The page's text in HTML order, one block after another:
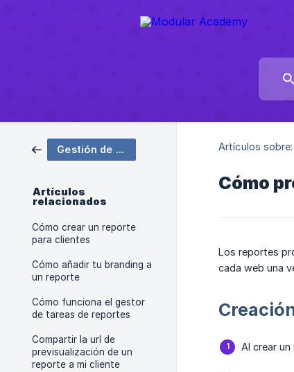
Gestión de clientes
Artículos
relacionados
Cómo crear un reporte
para clientes
Cómo añadir tu branding a
un reporte
Cómo funciona el gestor
de tareas de reportes
Compartir la url de
previsualización de un
reporte a mi cliente
Artículos sobre:
Cómo
Los reportes
cada web una
Al crear